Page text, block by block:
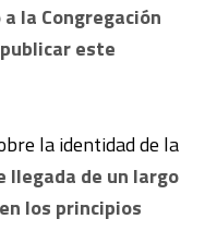
a la Congregación
este
la identidad de la
llegada de un largo
los principios